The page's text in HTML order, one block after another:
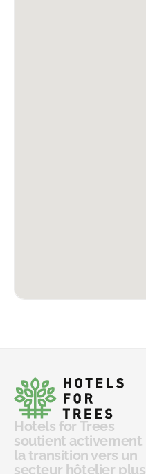
Hotels for Trees
soutient activement
la transition vers un
secteur hôtelier plus